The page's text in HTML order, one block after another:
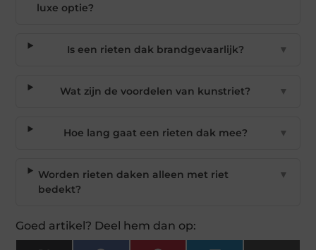
luxe optie?
Is een rieten dak brandgevaarlijk? ▼
Wat zijn de voordelen van kunstriet? ▼
Hoe lang gaat een rieten dak mee? ▼
Worden rieten daken alleen met riet
bedekt?
▼
Goed artikel? Deel hem dan op: